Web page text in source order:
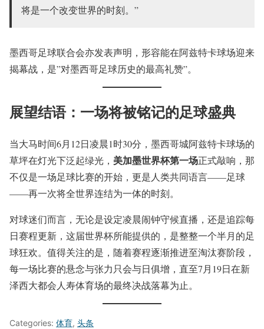
将是一个改变世界的时刻。”
墨西哥足球联合会亦发表声明，形容能在阿兹特卡球场迎来
揭幕战，是”对墨西哥足球历史的最高礼赞”。
展望结语：一场将被铭记的足球盛典
当大马时间6月12日凌晨1时30分，墨西哥城阿兹特卡球场的
草坪在灯光下泛起绿光， 美加墨世界杯第一场正式敲响，那
不仅是一场足球比赛的开始，更是人类共同语言——足球
——再一次将全世界连结为一体的时刻。
对球迷们而言，无论是设定凌晨闹钟守候直播，还是追踪每
日赛程更新，这届世界杯所能提供的，是整整一个半月的足
球狂欢。值得关注的是，随着赛程逐渐推进至淘汰赛阶段，
每一场比赛的悬念与张力只会与日俱增，直至7月19日在新
泽西大都会人寿体育场的最终决战落幕为止。
Categories: 体育, 头条